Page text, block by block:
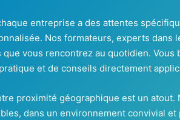
entreprise a des attentes
Nos formateurs, experts dans
vous rencontrez au quotidien. Vous
et de conseils directement
proximité géographique est un atout.
dans un environnement convivial et